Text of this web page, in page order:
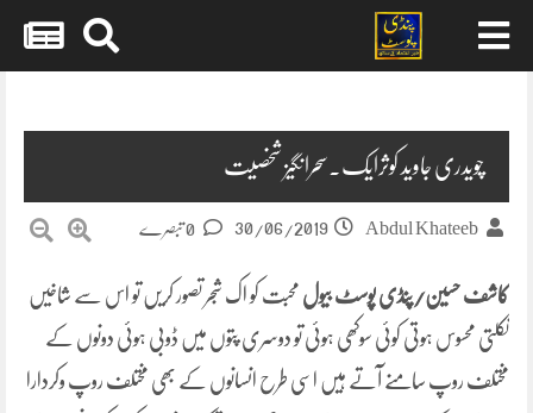
چویدری جاوید کوثرایک۔سحرانگیز شخصیت
Abdul Khateeb
30/06/2019
کاشف حسین/پنڈی پوسٹ بیول محبت کو اک شجر تصور کریں تو اس سے شاخیں
نکلتی محسوس ہوتی کوئی سوکھی ہوئی تو دوسری پتوں میں ڈوبی ہوئی دونوں کے
مختلف روپ سامنے آتے ہیں اسی طرح انسانوں کے بھی مختلف روپ وکردارا